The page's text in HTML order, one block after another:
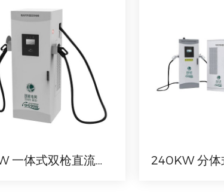
160KW 一体式双枪直流机 国网定制机